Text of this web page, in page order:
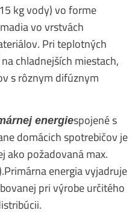
kg vody) vo forme
vo vrstvách
Pri teplotných
chladnejších miestach,
s rôznym difúznym
energiespojené s
domácich spotrebičov je
ako požadovaná max.
energia vyjadruje
pri výrobe určitého